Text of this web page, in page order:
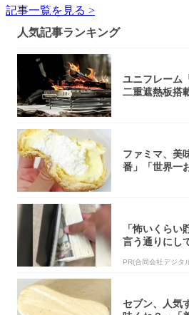
記事一覧を見る >
人気記事ランキング
ユニフレーム
二重遮熱板搭
ファミマ、美
番」「世界一
「怖いくら
言う通りにし
PR(合同会社デジタ
セブン、人気